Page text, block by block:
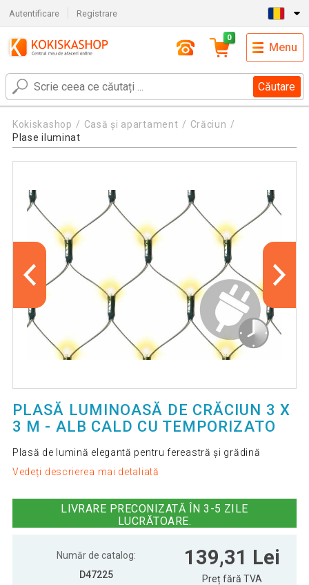
Autentificare Registrare
Căutare
0
Menu
Kokiskashop Casă și apartament
Crăciun
Plase iluminat
PLASĂ LUMINOASĂ DE CRĂCIUN 3 X
3 M - ALB CALD CU TEMPORIZATO
Plasă de lumină elegantă pentru fereastră și grădină
Vedeți descrierea mai detaliată
LIVRARE PRECONIZATĂ ÎN 3-5 ZILE
LUCRĂTOARE.
Număr de catalog:
D47225
139,31 Lei
Preț fără TVA